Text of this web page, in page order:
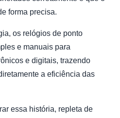
forma precisa.
os relógios de ponto
e manuais para
e digitais, trazendo
a eficiência das
essa história, repleta de